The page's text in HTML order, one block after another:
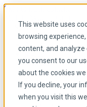
This website uses
browsing
content, and analyze
you consent to our
about the cookies
If you decline, your
when you visit this
Skip to main content
Spanish
Arabic
Inglés
Francés
Portuguese
Spanish